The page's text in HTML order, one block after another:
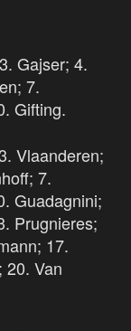
Gajser; 4.
7.
Gifting.
Vlaanderen;
7.
Guadagnini;
Prugnieres;
17.
20. Van